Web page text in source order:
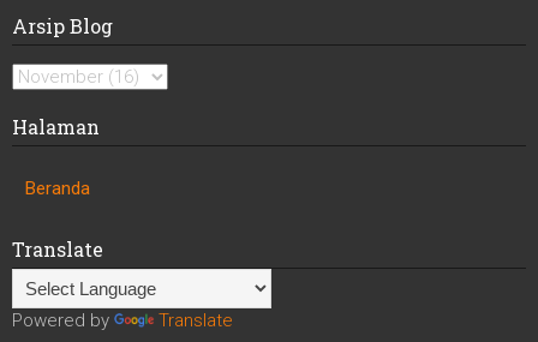
Arsip Blog
Halaman
Beranda
Translate
Powered by Translate